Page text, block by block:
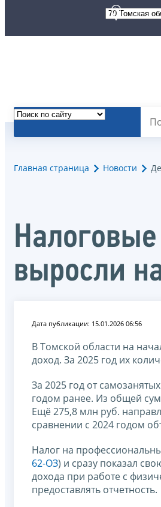
Главная страница Новости
выросли
Дата публикации: 15.01.2026 06:56
В Томской области на
доход. За 2025 год их
За 2025 год от
годом ранее. Из общей
Ещё 275,8 млн руб.
сравнении с 2024 годом
Налог на
62-ОЗ) и сразу показал
дохода при работе с
предоставлять отчетность.